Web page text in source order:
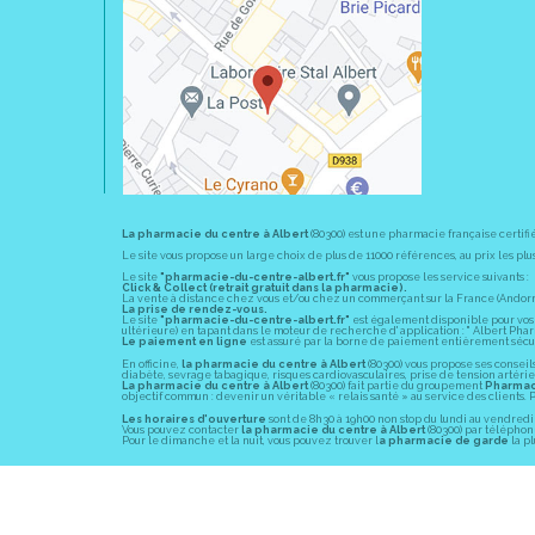
La pharmacie du centre à Albert(80300) est une pharmacie française
Le site vous propose un large choix de plus de 11000 références, au prix les
Le site "pharmacie-du-centre-albert.fr" vous propose les service suivants :
Click & Collect (retrait gratuit dans la pharmacie).
La vente à distance chez vous et/ou chez un commerçant sur la France
La prise de rendez-vous.
Le site "pharmacie-du-centre-albert.fr" est également disponible pour vos
ultérieure) en tapant dans le moteur de recherche d' application : " Albert
Le paiement en ligne est assuré par la borne de paiement entièrement
En officine, la pharmacie du centre à Albert(80300) vous propose ses
diabète, sevrage tabagique, risques cardiovasculaires, prise de tension
La pharmacie du centre à Albert(80300) fait partie du groupement
objectif commun : devenir un véritable « relais santé » au service des clients.
Les horaires d'ouverture sont de 8h30 à 19h00 non stop du lundi au
Vous pouvez contacter la pharmacie du centre à Albert(80300) par
Pour le dimanche et la nuit, vous pouvez trouver la pharmacie de garde la